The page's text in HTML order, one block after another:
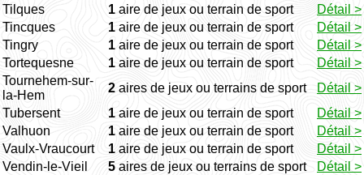
Tilques
1 aire de jeux ou terrain de sport
Détail >
Tincques
1 aire de jeux ou terrain de sport
Détail >
Tingry
1 aire de jeux ou terrain de sport
Détail >
Tortequesne
1 aire de jeux ou terrain de sport
Détail >
Tournehem-sur-
la-Hem
2 aires de jeux ou terrains de sport
Détail >
Tubersent
1 aire de jeux ou terrain de sport
Détail >
Valhuon
1 aire de jeux ou terrain de sport
Détail >
Vaulx-Vraucourt
1 aire de jeux ou terrain de sport
Détail >
Vendin-le-Vieil
5 aires de jeux ou terrains de sport
Détail >